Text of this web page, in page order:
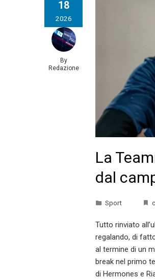
18
2026
By
Redazione
La
dal
Sport
Tutto rinviato
regalando, di
al termine di un
break nel primo
di Hermones e